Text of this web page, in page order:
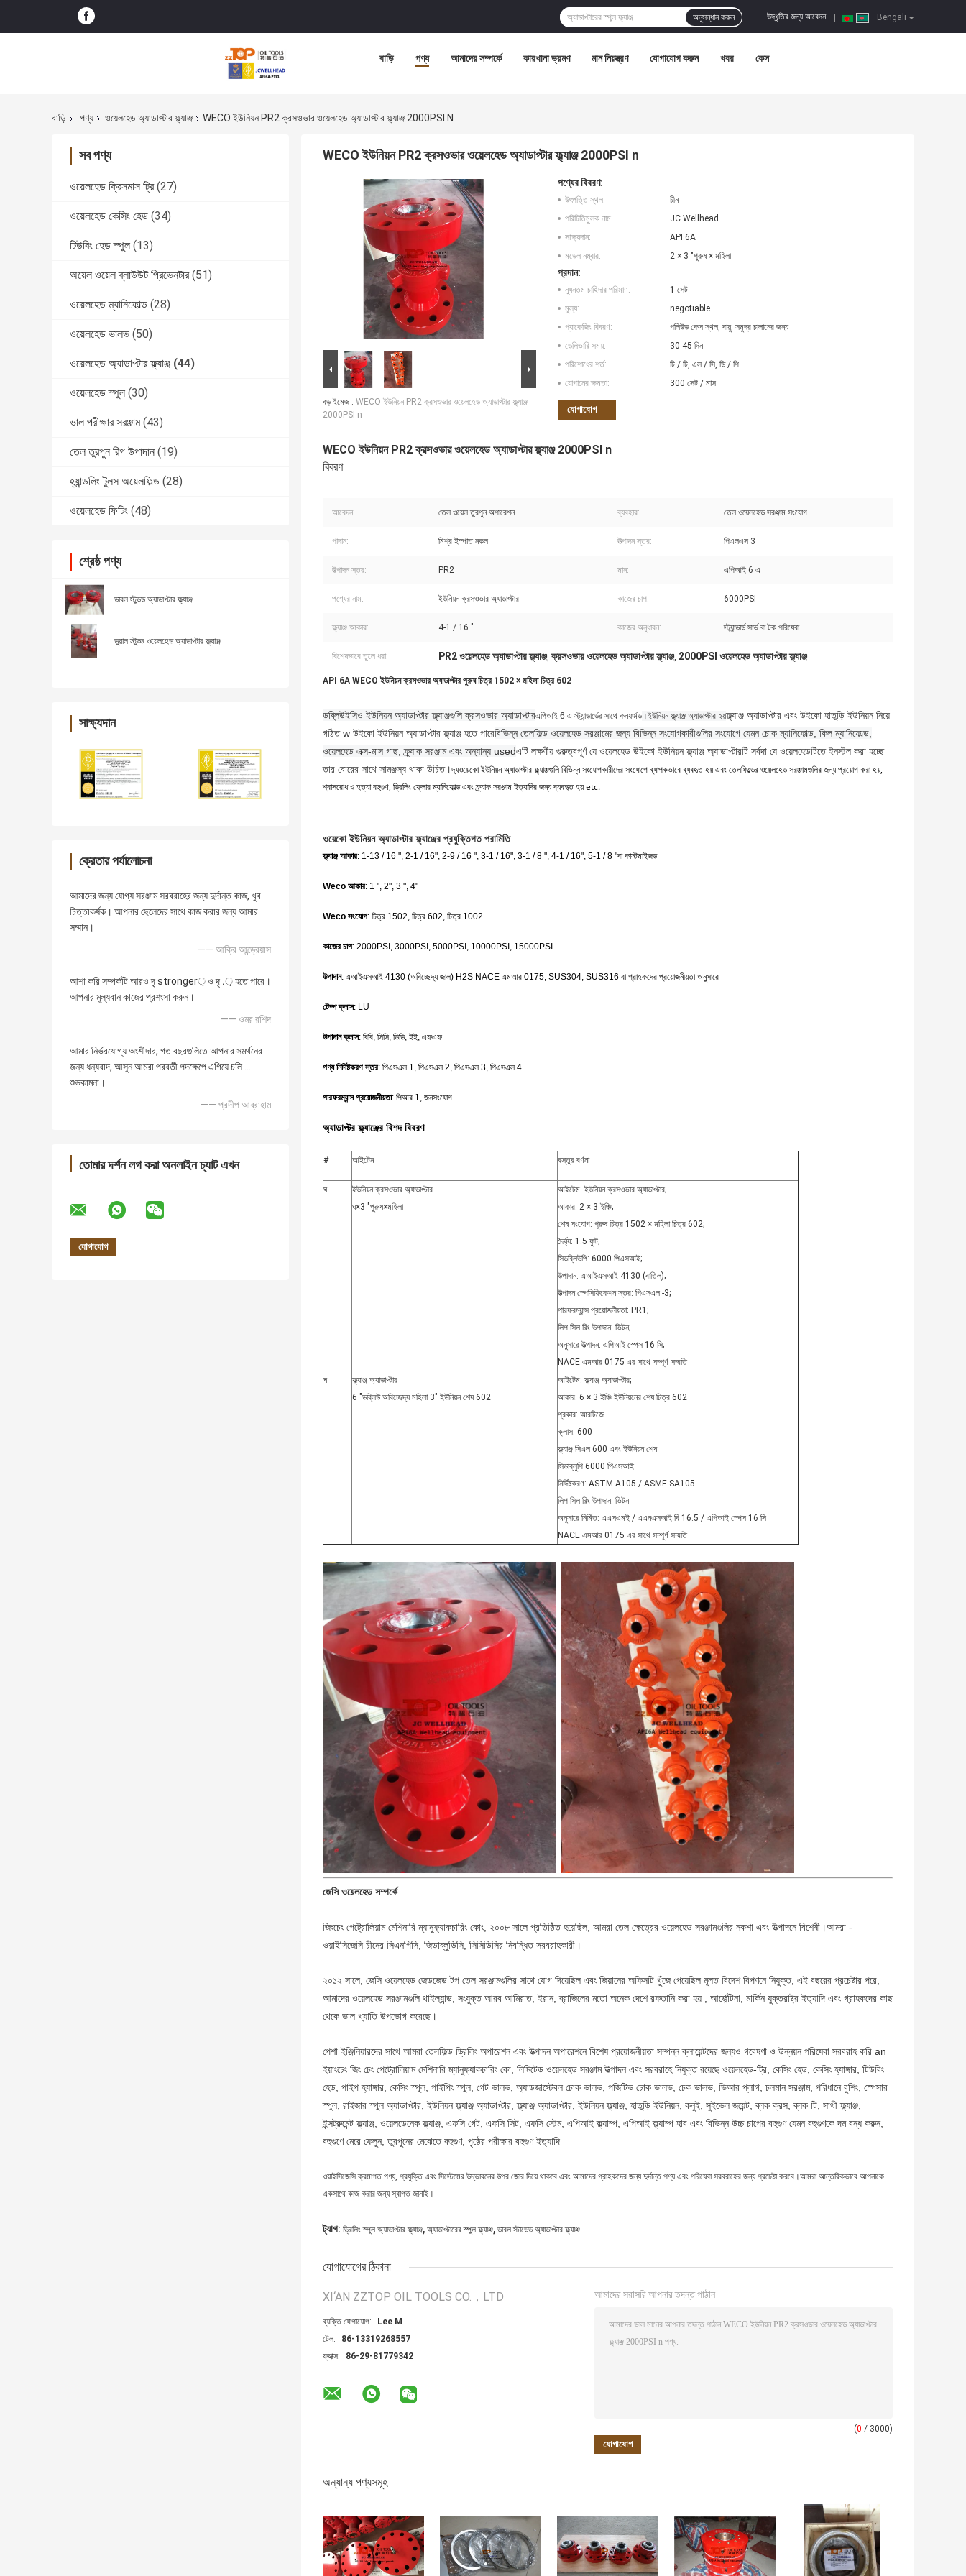
Bengali
উদ্ধৃতির জন্য আবেদন
অনুসন্ধান করুন
বাড়ি পণ্য আমাদের সম্পর্কে কারখানা ভ্রমণ মান নিয়ন্ত্রণ যোগাযোগ করুন খবর কেস
বাড়ি পণ্য ওয়েলহেড অ্যাডাপ্টার ফ্ল্যাঞ্জ WECO ইউনিয়ন PR2 ক্রসওভার ওয়েলহেড অ্যাডাপ্টার ফ্ল্যাঞ্জ 2000PSI N
সব পণ্য
ওয়েলহেড ক্রিসমাস ট্রি (27)
ওয়েলহেড কেসিং হেড (34)
টিউবিং হেড স্পুল (13)
অয়েল ওয়েল ব্লাউউট প্রিভেনটার (51)
ওয়েলহেড ম্যানিফোল্ড (28)
ওয়েলহেড ভালভ (50)
ওয়েলহেড অ্যাডাপ্টার ফ্ল্যাঞ্জ (44)
ওয়েলহেড স্পুল (30)
ভাল পরীক্ষার সরঞ্জাম (43)
তেল তুরপুন রিগ উপাদান (19)
হ্যান্ডলিং টুলস অয়েলফিল্ড (28)
ওয়েলহেড ফিটিং (48)
শ্রেষ্ঠ পণ্য
ডাবল স্টুডড অ্যাডাপ্টার ফ্ল্যাঞ্জ
ডুয়াল স্টুড্ড ওয়েলহেড অ্যাডাপ্টার ফ্ল্যাঞ্জ
সাক্ষ্যদান
ক্রেতার পর্যালোচনা
আমাদের জন্য যোগ্য সরঞ্জাম সরবরাহের জন্য দুর্দান্ত কাজ, খুব
চিত্তাকর্ষক। আপনার ছেলেদের সাথে কাজ করার জন্য আমার
সম্মান।
—— আক্রি আন্ড্রেয়াস
আশা করি সম্পর্কটি আরও দৃ stronger় ও দৃ .় হতে পারে।
আপনার মূল্যবান কাজের প্রশংসা করুন।
—— ওমর রশিদ
আমার নির্ভরযোগ্য অংশীদার, গত বছরগুলিতে আপনার সমর্থনের
জন্য ধন্যবাদ, আসুন আমরা পরবর্তী পদক্ষেপে এগিয়ে চলি ...
শুভকামনা।
—— প্রদীপ আব্রাহাম
তোমার দর্শন লগ করা অনলাইন চ্যাট এখন
WECO ইউনিয়ন PR2 ক্রসওভার ওয়েলহেড অ্যাডাপ্টার ফ্ল্যাঞ্জ 2000PSI n
বড় ইমেজ : WECO ইউনিয়ন PR2 ক্রসওভার ওয়েলহেড অ্যাডাপ্টার ফ্ল্যাঞ্জ
2000PSI n
পণ্যের বিবরণ:
উৎপত্তি স্থল:
চীন
পরিচিতিমুলক নাম:
JC Wellhead
সাক্ষ্যদান:
API 6A
মডেল নম্বার:
2 × 3 "পুরুষ × মহিলা
প্রদান:
ন্যূনতম চাহিদার পরিমাণ:
1 সেট
মূল্য:
negotiable
প্যাকেজিং বিবরণ:
পলিউড কেস স্থল, বায়ু, সমুদ্র চালানের জন্য
ডেলিভারি সময়:
30-45 দিন
পরিশোধের শর্ত:
টি / টি, এল / সি, ডি / পি
যোগানের ক্ষমতা:
300 সেট / মাস
যোগাযোগ
WECO ইউনিয়ন PR2 ক্রসওভার ওয়েলহেড অ্যাডাপ্টার ফ্ল্যাঞ্জ 2000PSI n
বিবরণ
আবেদন: তেল ওয়েল তুরপুন অপারেশন ব্যবহার: তেল ওয়েলহেড সরঞ্জাম সংযোগ
পাদান: মিশ্র ইস্পাত নকল উত্পাদন স্তর: পিএলএস 3
উত্পাদন স্তর: PR2 মান: এপিআই 6 এ
পণ্যের নাম: ইউনিয়ন ক্রসওভার অ্যাডাপ্টার কাজের চাপ: 6000PSI
ফ্ল্যাঞ্জ আকার: 4-1 / 16 " কাজের অনুধাবন: স্ট্যান্ডার্ড সার্ভ বা টক পরিষেবা
বিশেষভাবে তুলে ধরা: PR2 ওয়েলহেড অ্যাডাপ্টার ফ্ল্যাঞ্জ,ক্রসওভার ওয়েলহেড অ্যাডাপ্টার ফ্ল্যাঞ্জ, 2000PSI ওয়েলহেড অ্যাডাপ্টার ফ্ল্যাঞ্জ
API 6A WECO ইউনিয়ন ক্রসওভার অ্যাডাপ্টার পুরুষ চিত্র 1502 × মহিলা চিত্র 602
ডব্লিউইসিও ইউনিয়ন অ্যাডাপ্টার ফ্ল্যাঞ্জগুলি ক্রসওভার অ্যাডাপ্টারএপিআই 6 এ স্ট্যান্ডার্ডের সাথে কনফর্মড ।ইউনিয়ন ফ্ল্যাঞ্জ অ্যাডাপ্টার হয়ফ্ল্যাঞ্জ অ্যাডাপ্টার এবং উইকো হাতুড়ি ইউনিয়ন নিয়ে
গঠিত w উইকো ইউনিয়ন অ্যাডাপ্টার ফ্ল্যাঞ্জ হতে পারেবিভিন্ন তেলফিল্ড ওয়েলহেড সরঞ্জামের জন্য বিভিন্ন সংযোগকারীগুলির সংযোগে যেমন চোক ম্যানিফোল্ড, কিল ম্যানিফোল্ড,
ওয়েলহেড এক্স-মাস গাছ, ফ্র্যাক সরঞ্জাম এবং অন্যান্য usedএটি লক্ষণীয় গুরুত্বপূর্ণ যে ওয়েলহেড উইকো ইউনিয়ন ফ্ল্যাঞ্জ অ্যাডাপ্টারটি সর্বদা যে ওয়েলহেডটিতে ইনস্টল করা হচ্ছে
তার বোরের সাথে সামঞ্জস্য থাকা উচিত।দ্যওয়েকো ইউনিয়ন অ্যাডাপ্টার ফ্ল্যাঞ্জগুলি বিভিন্ন সংযোগকারীদের সংযোগে ব্যাপকভাবে ব্যবহৃত হয় এবং তেলফিল্ডের ওয়েলহেড সরঞ্জামগুলির জন্য প্রয়োগ করা হয়,
শ্বাসরোধ ও হত্যা বহুগুণ, ড্রিলিং ফ্লোর ম্যানিফোল্ড এবং ফ্র্যাক সরঞ্জাম ইত্যাদির জন্য ব্যবহৃত হয় etc.
ওয়েকো ইউনিয়ন অ্যাডাপ্টার ফ্ল্যাঞ্জের প্রযুক্তিগত পরামিতি
ফ্ল্যাঞ্জ আকার: 1-13 / 16 ", 2-1 / 16", 2-9 / 16 ", 3-1 / 16", 3-1 / 8 ", 4-1 / 16", 5-1 / 8 "বা কাস্টমাইজড
Weco আকার: 1 ", 2", 3 ", 4"
Weco সংযোগ: চিত্র 1502, চিত্র 602, চিত্র 1002
কাজের চাপ: 2000PSI, 3000PSI, 5000PSI, 10000PSI, 15000PSI
উপাদান: এআইএসআই 4130 (অবিচ্ছেদ্য জাল) H2S NACE এমআর 0175, SUS304, SUS316 বা গ্রাহকদের প্রয়োজনীয়তা অনুসারে
টেম্প ক্লাস: LU
উপাদান ক্লাস: বিবি, সিসি, ডিডি, ইই, এফএফ
পণ্য নির্দিষ্টকরণ স্তর: পিএসএল 1, পিএসএল 2, পিএসএল 3, পিএসএল 4
পারফরম্যান্স প্রয়োজনীয়তা: পিআর 1, জনসংযোগ
অ্যাডাপ্টর ফ্ল্যাঞ্জের বিশদ বিবরণ
# আইটেম বস্তুর বর্ণনা
ঘ
ইউনিয়ন ক্রসওভার অ্যাডাপ্টার
ঘ×3 "পুরুষ×মহিলা
আইটেম: ইউনিয়ন ক্রসওভার অ্যাডাপ্টার;
আকার: 2 × 3 ইঞ্চি;
শেষ সংযোগ: পুরুষ চিত্র 1502 × মহিলা চিত্র 602;
দৈর্ঘ্য: 1.5 ফুট;
সিডব্লিউপি: 6000 পিএসআই;
উপাদান: এআইএসআই 4130 (বাতিল);
উত্পাদন স্পেসিফিকেশন স্তর: পিএসএল -3;
পারফরম্যান্স প্রয়োজনীয়তা: PR1;
লিপ সিল রিং উপাদান: ভিটন;
অনুসারে উত্পাদন: এপিআই স্পেস 16 সি;
NACE এমআর 0175 এর সাথে সম্পূর্ণ সম্মতি
ঘ
ফ্ল্যাঞ্জ অ্যাডাপ্টার
6 "ডব্লিউ অবিচ্ছেদ্য মহিলা 3" ইউনিয়ন শেষ602
আইটেম: ফ্ল্যাঞ্জ অ্যাডাপ্টার;
আকার: 6 × 3 ইঞ্চি ইউনিয়নের শেষ চিত্র 602
প্রকার: আরটিজে
ক্লাস: 600
ফ্ল্যাঞ্জ সিএল 600 এবং ইউনিয়ন শেষ
সিডাব্লুপি 6000 পিএসআই
নির্দিষ্টকরণ: ASTM A105 / ASME SA105
লিপ সিল রিং উপাদান: ভিটন
অনুসারে নির্মিত: এএসএমই / এএনএসআই বি 16.5 / এপিআই স্পেস 16 সি
NACE এমআর 0175 এর সাথে সম্পূর্ণ সম্মতি
জেসি ওয়েলহেড সম্পর্কে
জিংচেং পেট্রোলিয়াম মেশিনারি ম্যানুফ্যাকচারিং কোং, ২০০৮ সালে প্রতিষ্ঠিত হয়েছিল, আমরা তেল ক্ষেত্রের ওয়েলহেড সরঞ্জামগুলির নকশা এবং উত্পাদনে বিশেষী।আমরা -
ওয়াইসিজেসি চীনের সিএনপিসি, জিডাব্লুডিসি, সিসিডিসির নিবন্ধিত সরবরাহকারী।
২০১২ সালে, জেসি ওয়েলহেড জেডজেড টপ তেল সরঞ্জামগুলির সাথে যোগ দিয়েছিল এবং জিয়ানের অফিসটি খুঁজে পেয়েছিল মূলত বিদেশ বিপণনে নিযুক্ত, এই বছরের প্রচেষ্টার পরে,
আমাদের ওয়েলহেড সরঞ্জামগুলি থাইল্যান্ড, সংযুক্ত আরব আমিরাত, ইরান, ব্রাজিলের মতো অনেক দেশে রফতানি করা হয় , আর্জেন্টিনা, মার্কিন যুক্তরাষ্ট্র ইত্যাদি এবং গ্রাহকদের কাছ
থেকে ভাল খ্যাতি উপভোগ করেছে।
পেশা ইঞ্জিনিয়ারদের সাথে আমরা তেলফিল্ড ড্রিলিং অপারেশন এবং উত্পাদন অপারেশনে বিশেষ প্রয়োজনীয়তা সম্পন্ন ক্লায়েন্টদের জন্যও গবেষণা ও উন্নয়ন পরিষেবা সরবরাহ করি an
ইয়াংচেং জিং চেং পেট্রোলিয়াম মেশিনারি ম্যানুফ্যাকচারিং কো, লিমিটেড ওয়েলহেড সরঞ্জাম উত্পাদন এবং সরবরাহে নিযুক্ত রয়েছে ওয়েলহেড-ট্রি, কেসিং হেড, কেসিং হ্যাঙ্গার, টিউবিং
হেড, পাইপ হ্যাঙ্গার, কেসিং স্পুল, পাইপিং স্পুল, গেট ভালভ, অ্যাডজাস্টেবল চোক ভালভ, পজিটিভ চোক ভালভ, চেক ভালভ, ভিআর প্লাগ, চলমান সরঞ্জাম, পরিধানে বুশিং, স্পেসার
স্পুল, রাইজার স্পুল অ্যাডাপ্টার, ইউনিয়ন ফ্ল্যাঞ্জ অ্যাডাপ্টার, ফ্ল্যাঞ্জ অ্যাডাপ্টার, ইউনিয়ন ফ্ল্যাঞ্জ, হাতুড়ি ইউনিয়ন, কনুই, সুইভেল জয়েন্ট, ব্লক ক্রস, ব্লক টি, সাথী ফ্ল্যাঞ্জ,
ইন্সট্রুমেন্ট ফ্ল্যাঞ্জ, ওয়েলডেনেক ফ্ল্যাঞ্জ, এফসি গেট, এফসি সিট, এফসি স্টেম, এপিআই ক্ল্যাম্প, এপিআই ক্ল্যাম্প হাব এবং বিভিন্ন উচ্চ চাপের বহুগুণ যেমন বহুগুণকে দম বন্ধ করুন,
বহুগুণে মেরে ফেলুন, তুরপুনের মেঝেতে বহুগুণ, পৃষ্ঠের পরীক্ষার বহুগুণ ইত্যাদি
ওয়াইসিজেসি ক্রমাগত পণ্য, প্রযুক্তি এবং সিস্টেমের উদ্ভাবনের উপর জোর দিয়ে থাকবে এবং আমাদের গ্রাহকদের জন্য দুর্দান্ত পণ্য এবং পরিষেবা সরবরাহের জন্য প্রচেষ্টা করবে।আমরা আন্তরিকভাবে আপনাকে
একসাথে কাজ করার জন্য স্বাগত জানাই।
ট্যাগ: ড্রিলিং স্পুল অ্যাডাপ্টার ফ্ল্যাঞ্জ, অ্যাডাপ্টারের স্পুল ফ্ল্যাঞ্জ, ডাবল স্টাডেড অ্যাডাপ্টার ফ্ল্যাঞ্জ
যোগাযোগের ঠিকানা
XI‘AN ZZTOP OIL TOOLS CO.，LTD
ব্যক্তি যোগাযোগ:
Lee M
টেল:
86-13319268557
ফ্যাক্স:
86-29-81779342
আমাদের সরাসরি আপনার তদন্ত পাঠান
(0 / 3000)
অন্যান্য পণ্যসমূহ